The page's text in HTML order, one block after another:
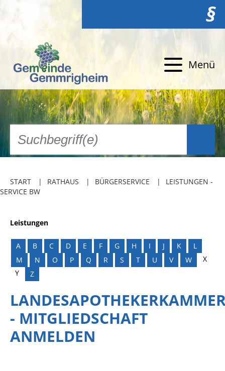
§
Menü
START RATHAUS BÜRGERSERVICE
LEISTUNGEN -
SERVICE BW
Leistungen
A B C D E F G H I J K
L
M
N O P Q R S T U V W
X
Y
Z
- MITGLIEDSCHAFT
ANMELDEN